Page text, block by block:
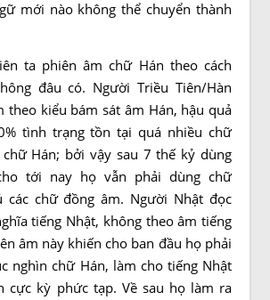
mới nào không thể chuyển thành
ta phiên âm chữ Hán theo cách
đâu có. Người Triều Tiên/Hàn
theo kiểu bám sát âm Hán, hậu quả
tình trạng tồn tại quá nhiều chữ
Hán; bởi vậy sau 7 thế kỷ dùng
tới nay họ vẫn phải dùng chữ
các chữ đồng âm. Người Nhật đọc
tiếng Nhật, không theo âm tiếng
âm này khiến cho ban đầu họ phải
nghìn chữ Hán, làm cho tiếng Nhật
cực kỳ phức tạp. Về sau họ làm ra